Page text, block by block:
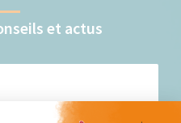
et actus